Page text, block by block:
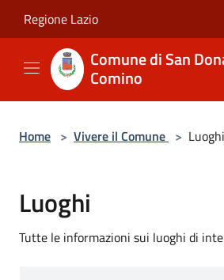
Regione Lazio
Comune di San
Comino
Home > Vivere il Comune > Luoghi
Luoghi
Tutte le informazioni sui luoghi di